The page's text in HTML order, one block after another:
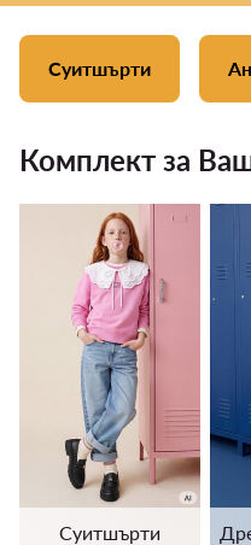
Суитшърти
Комплект за
Суитшърти